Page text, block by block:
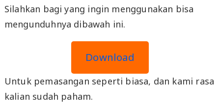
Silahkan bagi yang ingin menggunakan bisa
mengunduhnya dibawah ini.
Download
Untuk pemasangan seperti biasa, dan kami rasa
kalian sudah paham.